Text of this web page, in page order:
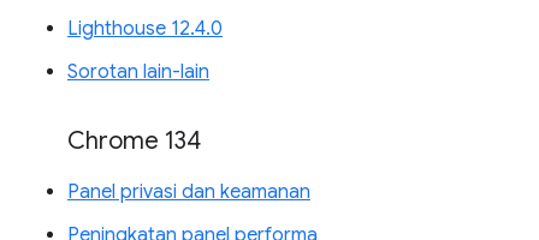
Lighthouse 12.4.0
Sorotan lain-lain
Chrome 134
Panel privasi dan keamanan